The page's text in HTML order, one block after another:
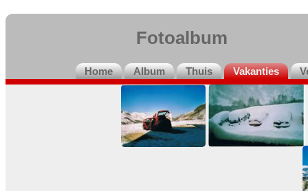
Fotoalbum
Home Album Thuis Vakanties